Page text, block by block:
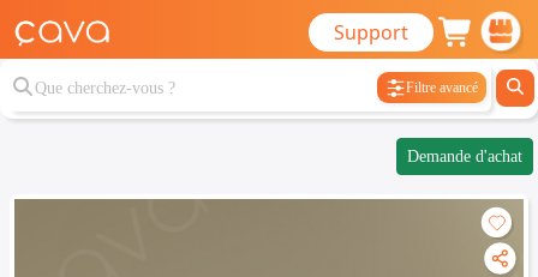
Support
Filtre avancé
Demande d'achat